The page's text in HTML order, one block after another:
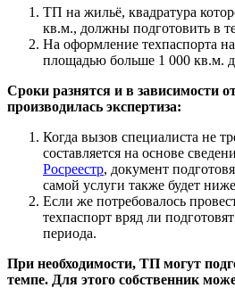
ТП на жильё, квадратура
кв.м., должны подготовить в
На оформление техпаспорта
площадью больше 1 000 кв.м.
Сроки разнятся и в зависимости
производилась экспертиза:
Когда вызов специалиста не
составляется на основе
Росреестр, документ
самой услуги также будет
Если же потребовалось
техпаспорт вряд ли
периода.
При необходимости, ТП могут
темпе. Для этого собственник